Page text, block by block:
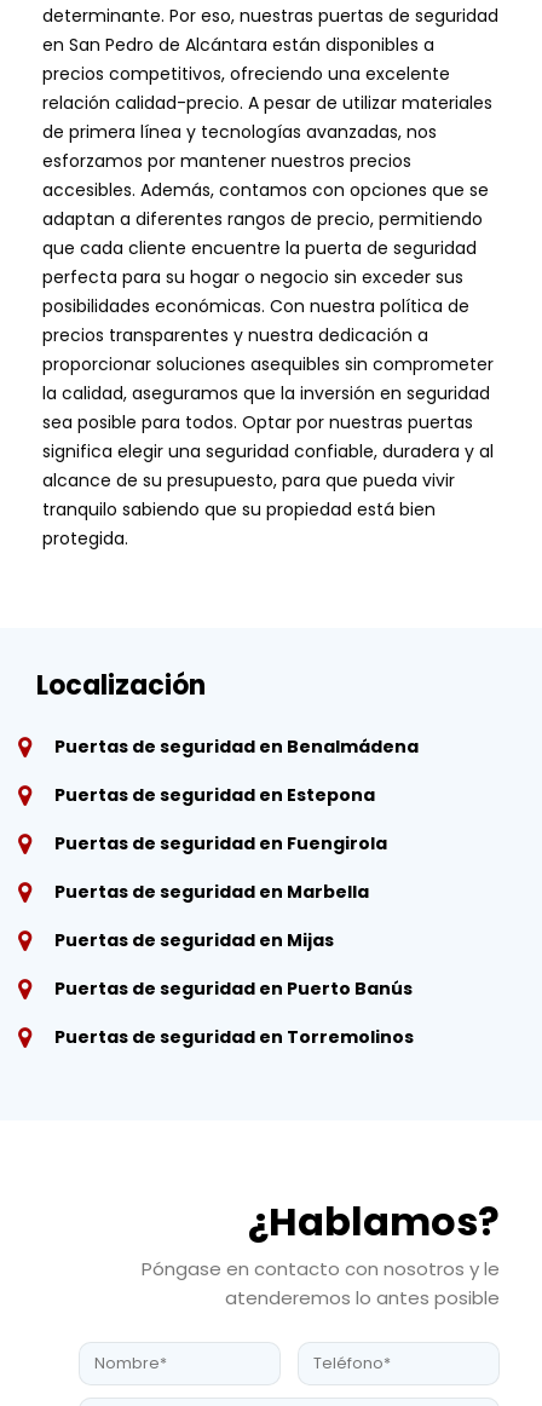
determinante. Por eso, nuestras puertas de seguridad
en San Pedro de Alcántara están disponibles a
precios competitivos, ofreciendo una excelente
relación calidad-precio. A pesar de utilizar materiales
de primera línea y tecnologías avanzadas, nos
esforzamos por mantener nuestros precios
accesibles. Además, contamos con opciones que se
adaptan a diferentes rangos de precio, permitiendo
que cada cliente encuentre la puerta de seguridad
perfecta para su hogar o negocio sin exceder sus
posibilidades económicas. Con nuestra política de
precios transparentes y nuestra dedicación a
proporcionar soluciones asequibles sin comprometer
la calidad, aseguramos que la inversión en seguridad
sea posible para todos. Optar por nuestras puertas
significa elegir una seguridad confiable, duradera y al
alcance de su presupuesto, para que pueda vivir
tranquilo sabiendo que su propiedad está bien
protegida.
Localización
Puertas de seguridad en Benalmádena
Puertas de seguridad en Estepona
Puertas de seguridad en Fuengirola
Puertas de seguridad en Marbella
Puertas de seguridad en Mijas
Puertas de seguridad en Puerto Banús
Puertas de seguridad en Torremolinos
¿Hablamos?
Póngase en contacto con nosotros y le
atenderemos lo antes posible